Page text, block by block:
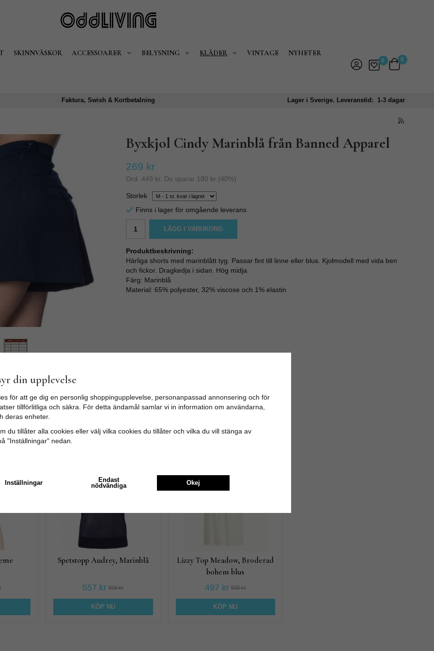
SKINNVÄSKOR ACCESSOARER BELYSNING KLÄDER VINTAGE NYHETER
0 0
Faktura, Swish & Kortbetalning Lager i Sverige. Leveranstid: 1-3 dagar
Byxkjol Cindy Marinblå från Banned Apparel
269 kr
Ord. 449 kr. Du sparar 180 kr (40%)
Storlek
Finns i lager för omgående leverans
LÄGG I VARUKORG
Produktbeskrivning:
Härliga shorts med marinblått tyg. Passar fint till linne eller blus. Kjolmodell med vida ben
och fickor. Dragkedja i sidan. Hög midja.
Färg: Marinblå
Material: 65% polyester, 32% viscose och 1% elastin
Spetstopp Audrey, Marinblå
557 kr 929 kr
KÖP NU
40%
Lizzy Top Meadow, Broderad
bohem blus
497 kr 829 kr
KÖP NU
din upplevelse
för att ge dig en personlig shoppingupplevelse, personanpassad annonsering och för
tillförlitliga och säkra. För detta ändamål samlar vi in information om användarna,
deras enheter.
du tillåter alla cookies eller välj vilka cookies du tillåter och vilka du vill stänga av
"Inställningar" nedan.
Inställningar
Endast
nödvändiga
Okej